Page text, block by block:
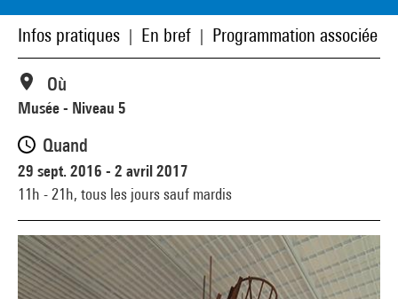
Infos pratiques En bref Programmation associée
Où
Musée - Niveau 5
Quand
29 sept. 2016 - 2 avril 2017
11h - 21h, tous les jours sauf mardis